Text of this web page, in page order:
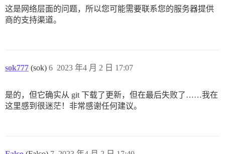
这是网络层面的问题，所以您可能需要联系您的服务器提供
商的支持渠道。
sok777 (sok) 2023 年4 月 2 日 17:07
6
是的，但它确实从 git 下载了更新，但在最后失败了……我在
这里感到很迷茫！非常感谢任何建议。